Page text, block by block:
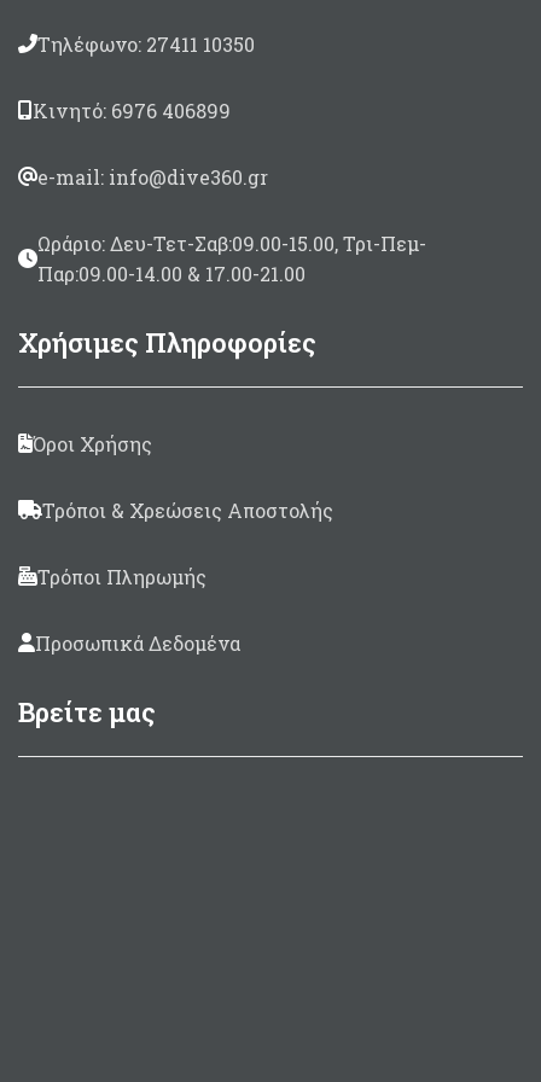
Τηλέφωνο: 27411 10350
Κινητό: 6976 406899
e-mail: info@dive360.gr
Ωράριο: Δευ-Τετ-Σαβ:09.00-15.00, Τρι-Πεμ-
Παρ:09.00-14.00 & 17.00-21.00
Χρήσιμες Πληροφορίες
Όροι Χρήσης
Τρόποι & Χρεώσεις Αποστολής
Τρόποι Πληρωμής
Προσωπικά Δεδομένα
Βρείτε μας